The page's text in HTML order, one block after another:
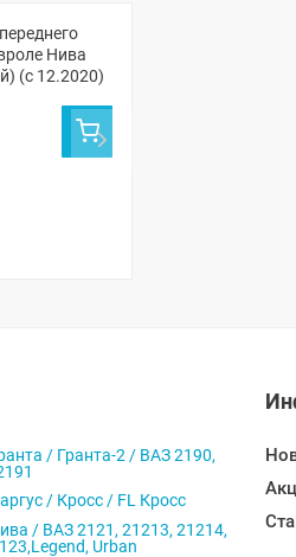
Нива
(с 12.2020)
/ Гранта-2 / ВАЗ 2190,
/ Кросс / FL Кросс
/ ВАЗ 2121, 21213, 21214,
Urban